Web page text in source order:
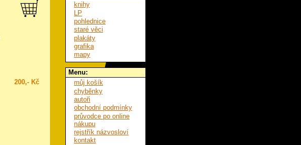
200,- Kč
knihy
LP
pohlednice
staré věci
plakáty
grafika
mapy
Menu:
můj košík
chyběnky
autoři
obchodní podmínky
průvodce po online
nákupu
rejstřík názvosloví
kontakt